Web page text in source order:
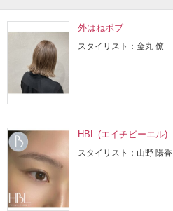
外はねボブ
スタイリスト：金丸 僚
HBL (エイチビーエル)
スタイリスト：山野 陽香